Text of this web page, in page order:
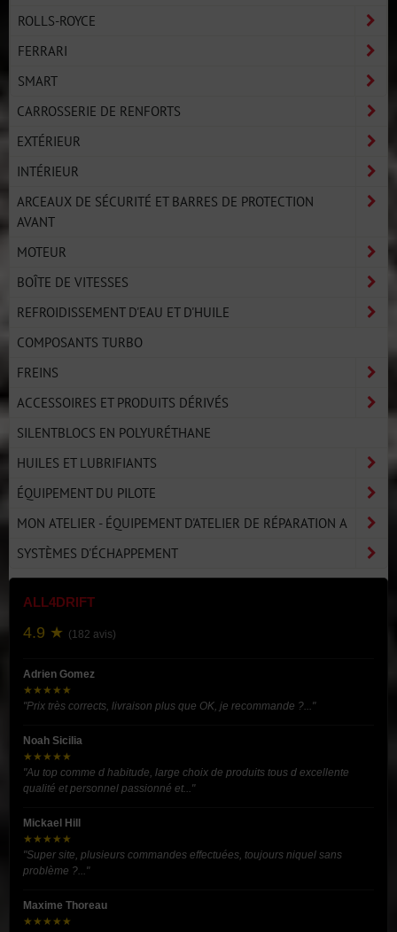
ROLLS-ROYCE
FERRARI
SMART
CARROSSERIE DE RENFORTS
EXTÉRIEUR
INTÉRIEUR
ARCEAUX DE SÉCURITÉ ET BARRES DE PROTECTION
AVANT
MOTEUR
BOÎTE DE VITESSES
REFROIDISSEMENT D'EAU ET D'HUILE
COMPOSANTS TURBO
FREINS
ACCESSOIRES ET PRODUITS DÉRIVÉS
SILENTBLOCS EN POLYURÉTHANE
HUILES ET LUBRIFIANTS
ÉQUIPEMENT DU PILOTE
MON ATELIER - ÉQUIPEMENT D'ATELIER DE RÉPARATION A
SYSTÈMES D'ÉCHAPPEMENT
ALL4DRIFT
4.9 ★ (182 avis)
Adrien Gomez
★★★★★
"Prix très corrects, livraison plus que OK, je recommande ?..."
Noah Sicilia
★★★★★
"Au top comme d habitude, large choix de produits tous d excellente
qualité et personnel passionné et..."
Mickael Hill
★★★★★
"Super site, plusieurs commandes effectuées, toujours niquel sans
problème ?..."
Maxime Thoreau
★★★★★